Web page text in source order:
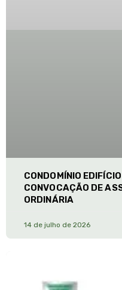
CONDOMÍNIO
CONVOCAÇÃO DE
ORDINÁRIA
14 de julho de 2026